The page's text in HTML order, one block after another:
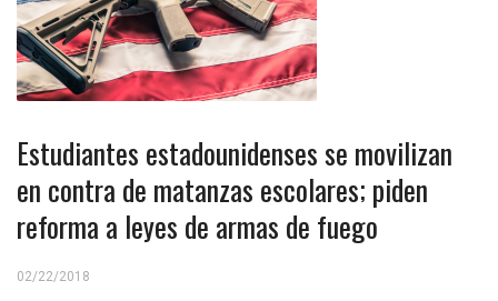
Estudiantes estadounidenses se movilizan
en contra de matanzas escolares; piden
reforma a leyes de armas de fuego
02/22/2018